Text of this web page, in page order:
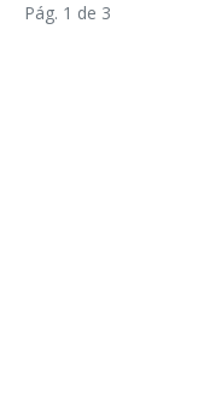
Pág. 1 de 3